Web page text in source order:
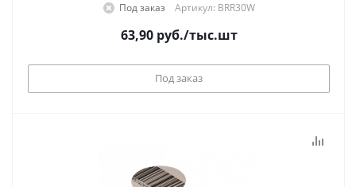
Под заказ Артикул: BRR30W
63,90руб./тыс.шт
Под заказ